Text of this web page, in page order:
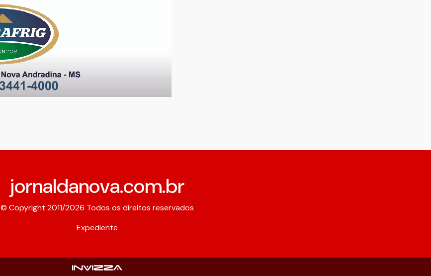
jornaldanova.com.br
© Copyright 2011/2026 Todos os direitos reservados
Expediente